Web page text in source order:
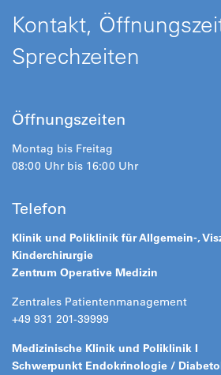
Kontakt,
Sprechzeiten
Öffnungszeiten
Montag bis Freitag
08:00 Uhr bis 16:00 Uhr
Telefon
Klinik und Poliklinik für Allgemein-,
Kinderchirurgie
Zentrum Operative Medizin
Zentrales Patientenmanagement
+49 931 201-39999
Medizinische Klinik und Poliklinik I
Schwerpunkt Endokrinologie /